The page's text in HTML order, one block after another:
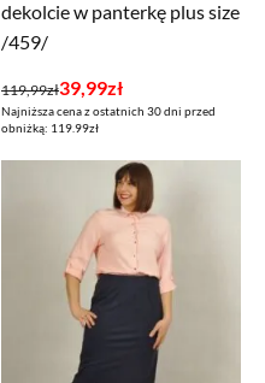
dekolcie w panterkę plus size
/459/
119,99zł
Pierwotna
cena
39,99zł
Aktualna
cena
Najniższa cena z ostatnich 30 dni przed
obniżką: 119.99zł